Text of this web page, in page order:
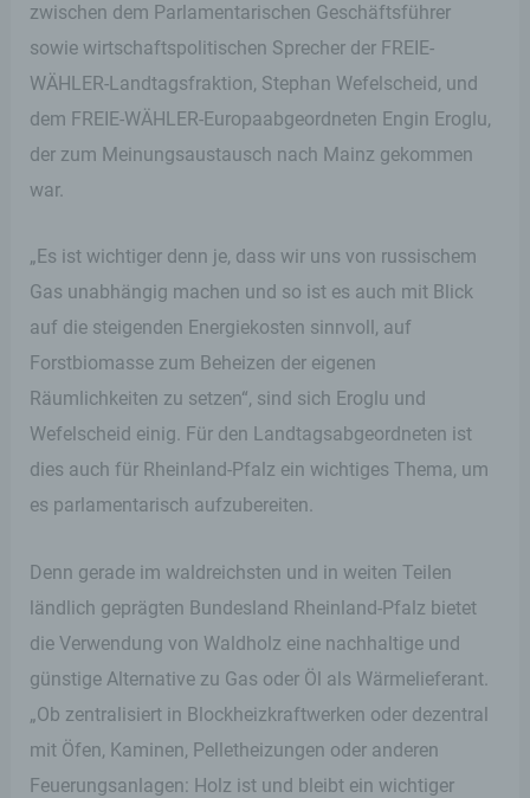
zwischen dem Parlamentarischen Geschäftsführer
sowie wirtschaftspolitischen Sprecher der FREIE-
WÄHLER-Landtagsfraktion, Stephan Wefelscheid, und
dem FREIE-WÄHLER-Europaabgeordneten Engin Eroglu,
der zum Meinungsaustausch nach Mainz gekommen
war.
„Es ist wichtiger denn je, dass wir uns von russischem
Gas unabhängig machen und so ist es auch mit Blick
auf die steigenden Energiekosten sinnvoll, auf
Forstbiomasse zum Beheizen der eigenen
Räumlichkeiten zu setzen“, sind sich Eroglu und
Wefelscheid einig. Für den Landtagsabgeordneten ist
dies auch für Rheinland-Pfalz ein wichtiges Thema, um
es parlamentarisch aufzubereiten.
Denn gerade im waldreichsten und in weiten Teilen
ländlich geprägten Bundesland Rheinland-Pfalz bietet
die Verwendung von Waldholz eine nachhaltige und
günstige Alternative zu Gas oder Öl als Wärmelieferant.
„Ob zentralisiert in Blockheizkraftwerken oder dezentral
mit Öfen, Kaminen, Pelletheizungen oder anderen
Feuerungsanlagen: Holz ist und bleibt ein wichtiger